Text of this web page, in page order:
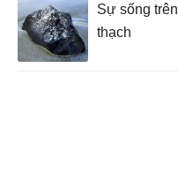
Sự sống
thạch